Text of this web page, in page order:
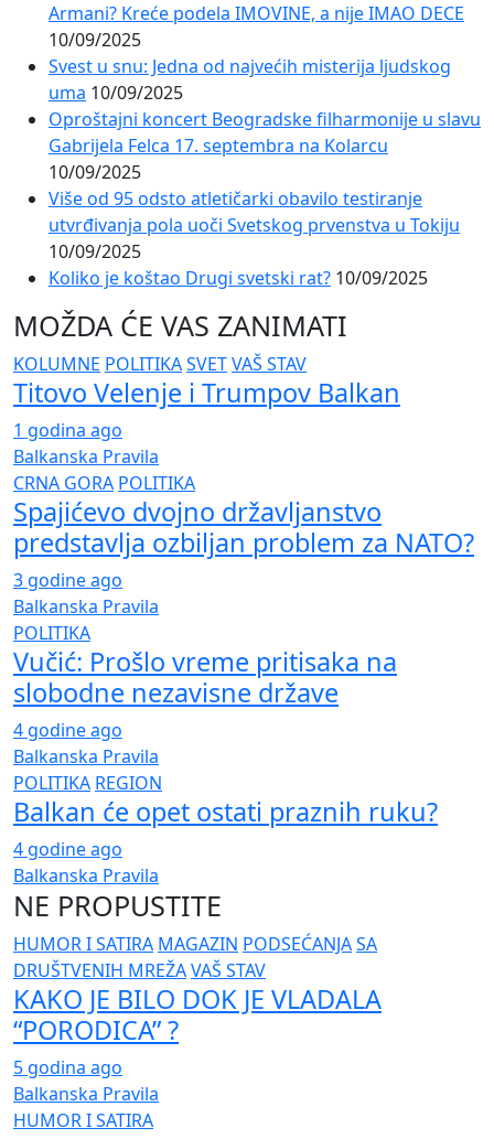
Armani? Kreće podela IMOVINE, a nije IMAO DECE
10/09/2025
Svest u snu: Jedna od najvećih misterija ljudskog
uma 10/09/2025
Oproštajni koncert Beogradske filharmonije u slavu
Gabrijela Felca 17. septembra na Kolarcu
10/09/2025
Više od 95 odsto atletičarki obavilo testiranje
utvrđivanja pola uoči Svetskog prvenstva u Tokiju
10/09/2025
Koliko je koštao Drugi svetski rat? 10/09/2025
MOŽDA ĆE VAS ZANIMATI
KOLUMNE POLITIKASVETVAŠ STAV
Titovo Velenje i Trumpov Balkan
1 godina ago
Balkanska Pravila
CRNA GORA POLITIKA
Spajićevo dvojno državljanstvo
predstavlja ozbiljan problem za NATO?
3 godine ago
Balkanska Pravila
POLITIKA
Vučić: Prošlo vreme pritisaka na
slobodne nezavisne države
4 godine ago
Balkanska Pravila
POLITIKA REGION
Balkan će opet ostati praznih ruku?
4 godine ago
Balkanska Pravila
NE PROPUSTITE
HUMOR I SATIRA MAGAZIN PODSEĆANJASA
DRUŠTVENIH MREŽAVAŠ STAV
KAKO JE BILO DOK JE VLADALA
“PORODICA” ?
5 godina ago
Balkanska Pravila
HUMOR I SATIRA